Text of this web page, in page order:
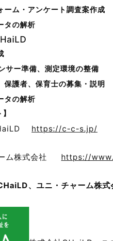
ーム・アンケート調査案作成
タの解析
サー準備、測定環境の整備
保護者、保育士の募集・説明
タの解析
https://c-c-s.jp/
ム株式会社 https://
、ユニ・チャーム株